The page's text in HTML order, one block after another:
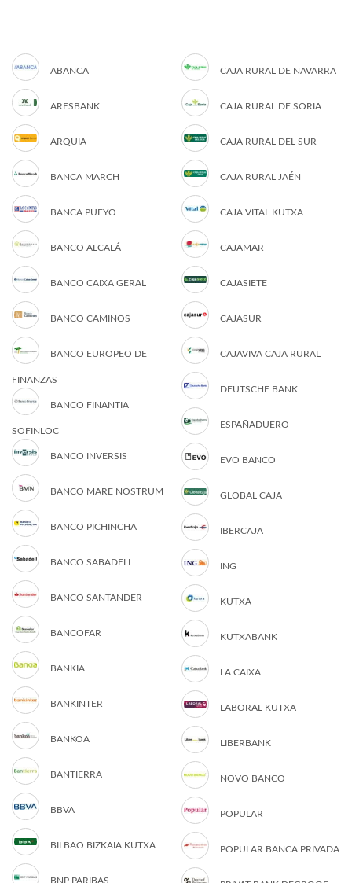
ABANCA
ARESBANK
ARQUIA
BANCA MARCH
BANCA PUEYO
BANCO ALCALÁ
BANCO CAIXA GERAL
BANCO CAMINOS
BANCO EUROPEO DE
FINANZAS
BANCO FINANTIA
SOFINLOC
BANCO INVERSIS
BANCO MARE NOSTRUM
BANCO PICHINCHA
BANCO SABADELL
BANCO SANTANDER
BANCOFAR
BANKIA
BANKINTER
BANKOA
BANTIERRA
BBVA
BILBAO BIZKAIA KUTXA
BNP PARIBAS
CAJA RURAL DE NAVARRA
CAJA RURAL DE SORIA
CAJA RURAL DEL SUR
CAJA RURAL JAÉN
CAJA VITAL KUTXA
CAJAMAR
CAJASIETE
CAJASUR
CAJAVIVA CAJA RURAL
DEUTSCHE BANK
ESPAÑADUERO
EVO BANCO
GLOBAL CAJA
IBERCAJA
ING
KUTXA
KUTXABANK
LA CAIXA
LABORAL KUTXA
LIBERBANK
NOVO BANCO
POPULAR
POPULAR BANCA PRIVADA